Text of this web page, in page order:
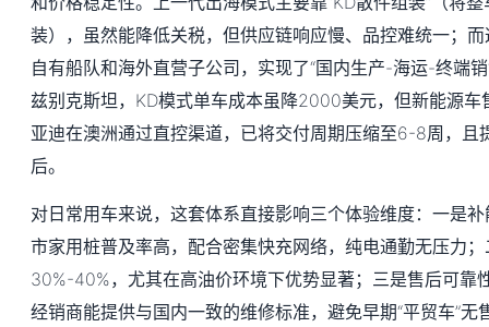
装），虽然能降低关税，但供应链响应慢、品控难统一；
自有船队和海外直营子公司，实现了“国内生产-海运-终端
兹别克斯坦，KD模式单车成本虽降2000美元，但新能源车
亚迪在澳洲通过直控渠道，已将交付周期压缩至6-8周，且
后。
对日常用车来说，这套体系直接影响三个体验维度：一是
市家用桩普及率高，配合密集快充网络，纯电通勤无压力
30%-40%，尤其在高油价环境下优势显著；三是售后可靠
经销商能提供与国内一致的维修标准，避免早期“平贸车”无